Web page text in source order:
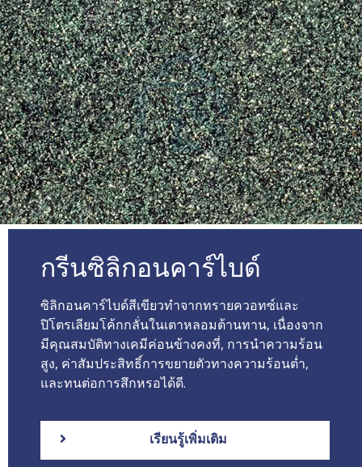
กรีนซิลิกอนคาร์ไบด์
ซิลิกอนคาร์ไบด์สีเขียวทำจากทรายควอทซ์และ
ปิโตรเลียมโค้กกลั่นในเตาหลอมต้านทาน, เนื่องจาก
มีคุณสมบัติทางเคมีค่อนข้างคงที่, การนำความร้อน
สูง, ค่าสัมประสิทธิ์การขยายตัวทางความร้อนต่ำ,
และทนต่อการสึกหรอได้ดี.
เรียนรู้เพิ่มเติม